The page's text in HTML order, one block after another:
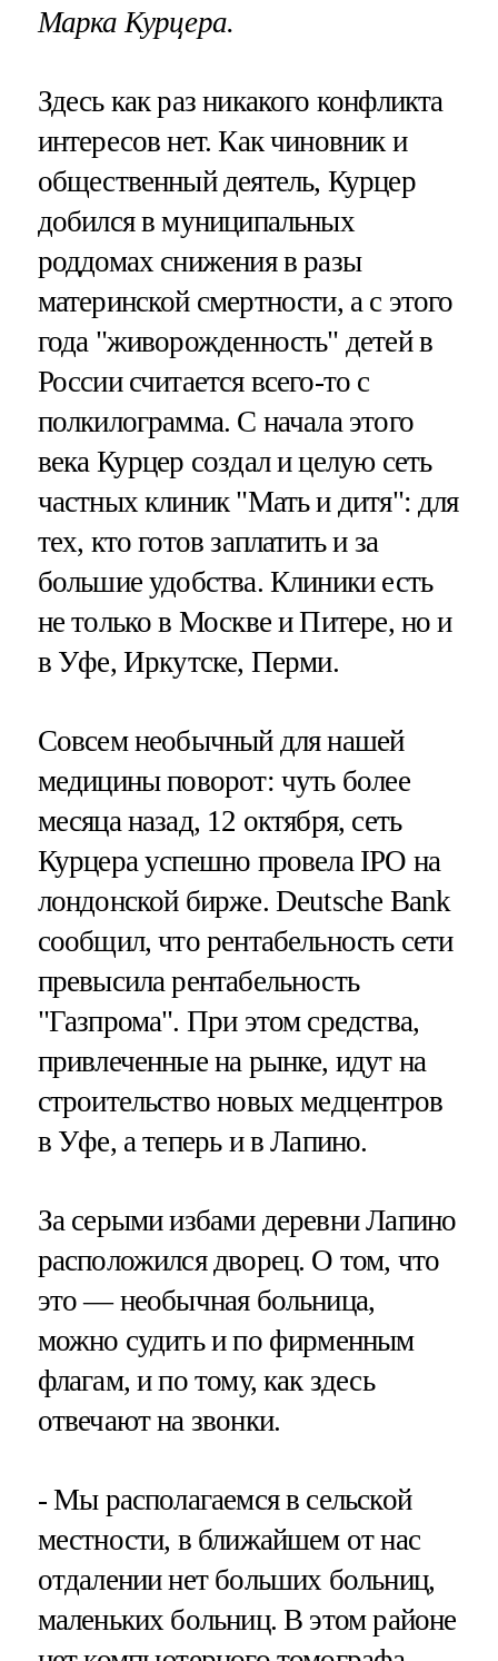
Марка Курцера.
Здесь как раз никакого конфликта
интересов нет. Как чиновник и
общественный деятель, Курцер
добился в муниципальных
роддомах снижения в разы
материнской смертности, а с этого
года "живорожденность" детей в
России считается всего-то с
полкилограмма. С начала этого
века Курцер создал и целую сеть
частных клиник "Мать и дитя": для
тех, кто готов заплатить и за
большие удобства. Клиники есть
не только в Москве и Питере, но и
в Уфе, Иркутске, Перми.
Совсем необычный для нашей
медицины поворот: чуть более
месяца назад, 12 октября, сеть
Курцера успешно провела IPO на
лондонской бирже. Deutsche Bank
сообщил, что рентабельность сети
превысила рентабельность
"Газпрома". При этом средства,
привлеченные на рынке, идут на
строительство новых медцентров
в Уфе, а теперь и в Лапино.
За серыми избами деревни Лапино
расположился дворец. О том, что
это — необычная больница,
можно судить и по фирменным
флагам, и по тому, как здесь
отвечают на звонки.
- Мы располагаемся в сельской
местности, в ближайшем от нас
отдалении нет больших больниц,
маленьких больниц. В этом районе